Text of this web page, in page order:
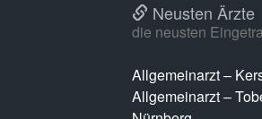
Neusten Ärzte
die neusten
Allgemeinarzt –
Allgemeinarzt –